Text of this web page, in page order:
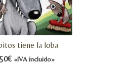
tiene la loba
€ «IVA incluido»